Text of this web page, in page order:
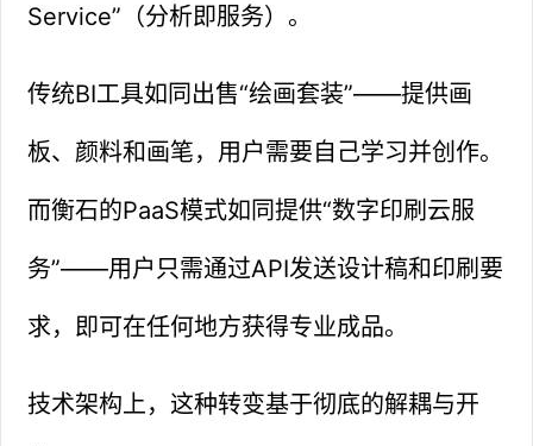
Service”（分析即服务）。
传统BI工具如同出售“绘画套装”——提供画
板、颜料和画笔，用户需要自己学习并创作。
而衡石的PaaS模式如同提供“数字印刷云服
务”——用户只需通过API发送设计稿和印刷要
求，即可在任何地方获得专业成品。
技术架构上，这种转变基于彻底的解耦与开